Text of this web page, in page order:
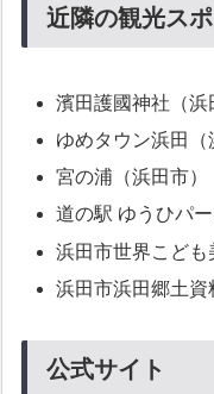
近隣の観光ス
濱田護國神社（浜
ゆめタウン浜田（
宮の浦（浜田市）
道の駅 ゆうひパ
浜田市世界こども
浜田市浜田郷土資
公式サイト